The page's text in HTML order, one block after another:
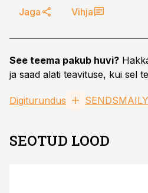
Jaga Vihja
See teema pakub huvi?
ja saad alati teavituse, kui sel
Digiturundus
SEOTUD LOOD